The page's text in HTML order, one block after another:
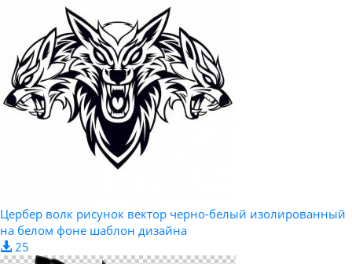
Цербер волк рисунок вектор черно-белый изолированный
на белом фоне шаблон дизайна
25